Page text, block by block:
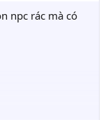
npc rác mà có